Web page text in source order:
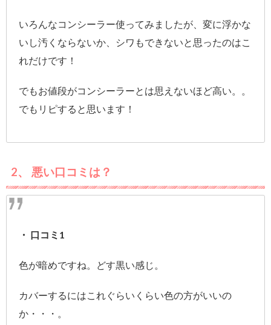
いろんなコンシーラー使ってみましたが、変に浮かな
いし汚くならないか、シワもできないと思ったのはこ
れだけです！
でもお値段がコンシーラーとは思えないほど高い。。
でもリピすると思います！
2、 悪い口コミは？
・ 口コミ1
色が暗めですね。どす黒い感じ。
カバーするにはこれぐらいくらい色の方がいいの
か・・・。